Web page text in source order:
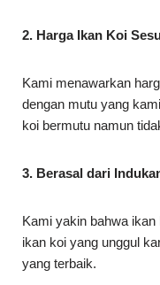
2. Harga Ikan Koi
Kami menawarkan
dengan mutu yang
koi bermutu namun
3. Berasal dari
Kami yakin bahwa
ikan koi yang unggul
yang terbaik.